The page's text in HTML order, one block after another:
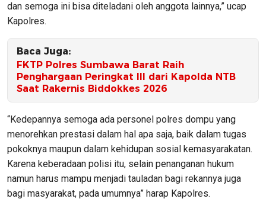
dan semoga ini bisa diteladani oleh anggota lainnya,” ucap
Kapolres.
Baca Juga:
FKTP Polres Sumbawa Barat Raih
Penghargaan Peringkat III dari Kapolda NTB
Saat Rakernis Biddokkes 2026
“Kedepannya semoga ada personel polres dompu yang
menorehkan prestasi dalam hal apa saja, baik dalam tugas
pokoknya maupun dalam kehidupan sosial kemasyarakatan.
Karena keberadaan polisi itu, selain penanganan hukum
namun harus mampu menjadi tauladan bagi rekannya juga
bagi masyarakat, pada umumnya” harap Kapolres.